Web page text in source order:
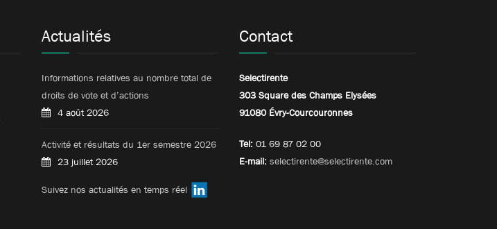
Actualités
Informations relatives au nombre total de
droits de vote et d’actions
4 août 2026
Activité et résultats du 1er semestre 2026
23 juillet 2026
Suivez nos actualités en temps réel
Contact
Selectirente
303 Square des Champs Elysées
91080 Évry-Courcouronnes
Tel: 01 69 87 02 00
E-mail: selectirente@selectirente.com